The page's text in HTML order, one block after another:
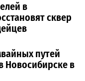
в
сквер
путей
Новосибирске в